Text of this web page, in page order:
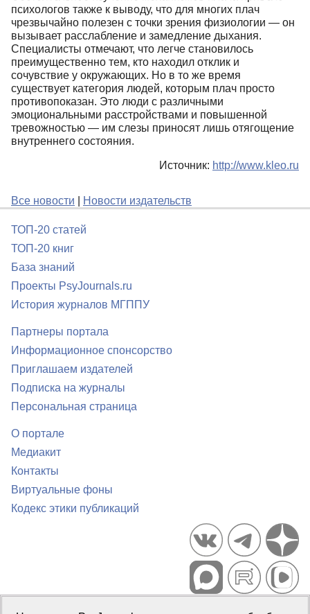
психологов также к выводу, что для многих плач
чрезвычайно полезен с точки зрения физиологии — он
вызывает расслабление и замедление дыхания.
Специалисты отмечают, что легче становилось
преимущественно тем, кто находил отклик и
сочувствие у окружающих. Но в то же время
существует категория людей, которым плач просто
противопоказан. Это люди с различными
эмоциональными расстройствами и повышенной
тревожностью — им слезы приносят лишь отягощение
внутреннего состояния.
Источник: http://www.kleo.ru
Все новости Новости издательств
ТОП-20 статей
ТОП-20 книг
База знаний
Проекты PsyJournals.ru
История журналов МГППУ
Партнеры портала
Информационное спонсорство
Приглашаем издателей
Подписка на журналы
Персональная страница
О портале
Медиакит
Контакты
Виртуальные фоны
Кодекс этики публикаций